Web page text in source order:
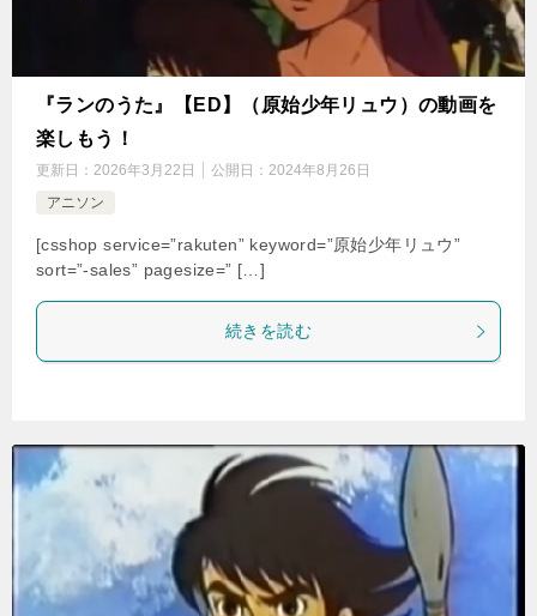
『ランのうた』【ED】（原始少年リュウ）の動画を
楽しもう！
更新日： 2026年3月22日 公開日： 2024年8月26日
アニソン
[csshop service=”rakuten” keyword=”原始少年リュウ”
sort=”-sales” pagesize=” […]
続きを読む